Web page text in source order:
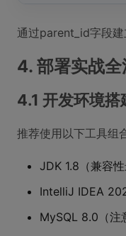
通过parent_id字段
4. 部署实战全
4.1 开发环境搭
推荐使用以下工具组
JDK 1.8（兼容性
IntelliJ IDEA
MySQL 8.0（注